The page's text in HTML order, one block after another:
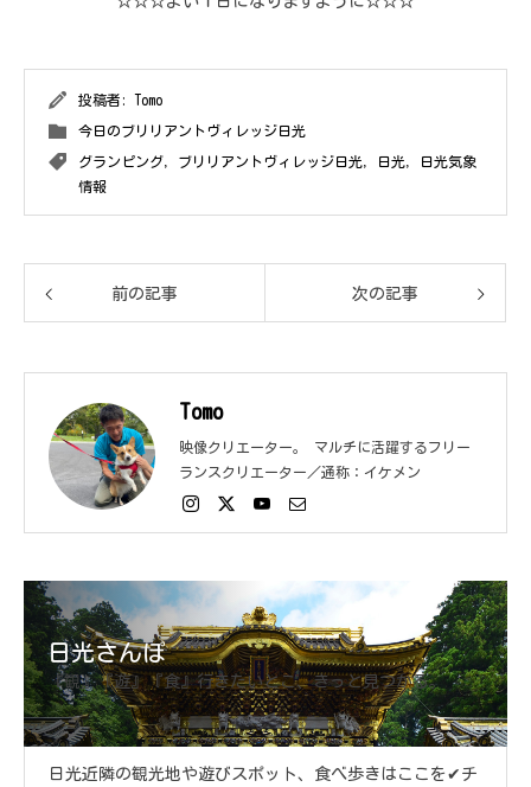
投稿者: Tomo
今日のブリリアントヴィレッジ日光
グランピング ブリリアントヴィレッジ日光 日光
日光気象
情報
前の記事 次の記事
Tomo
映像クリエーター。 マルチに活躍するフリー
ランスクリエーター／通称：イケメン
日光さんぽ
『観』『遊』『食』行きたいとこ、きっと見つかる。
日光近隣の観光地や遊びスポット、食べ歩きはここを✔チ